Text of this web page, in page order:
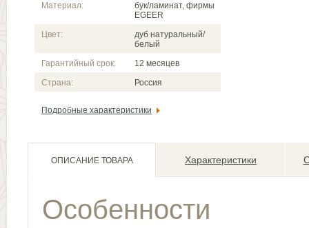
Материал:
бук/ламинат, фирмы
EGEER
Цвет:
дуб натуральный/
белый
Гарантийный срок:
12 месяцев
Страна:
Россия
Подробные характеристики
ОПИСАНИЕ ТОВАРА Характеристики
Особенности